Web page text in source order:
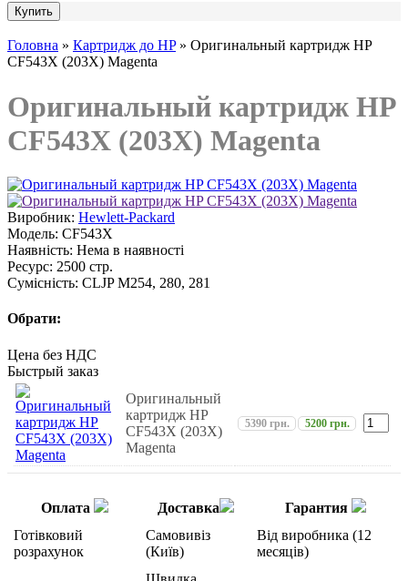
Головна » Картридж до HP» Оригинальный картридж HP
CF543X (203X) Magenta
Оригинальный картридж HP
CF543X (203X) Magenta
Виробник: Hewlett-Packard
Модель: CF543X
Наявність: Нема в наявності
Ресурс: 2500 стр.
Сумісність: CLJP M254, 280, 281
Обрати:
Цена без НДС
Быстрый заказ
Оригинальный
картридж HP
CF543X (203X)
Magenta
5390 грн. 5200 грн.
Оплата Доставка
Гарантия
Готівковий
розрахунок
Самовивіз
(Київ)
Від виробника (12
месяців)